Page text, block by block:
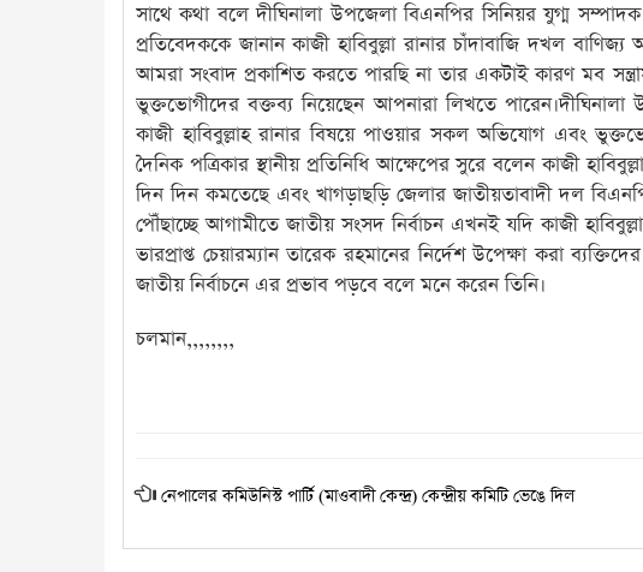
সাথে কথা বলে দীঘিনালা উপজেলা বিএনপির সিনিয়র যুগ্ম সম্পাদক
প্রতিবেদককে জানান কাজী হাবিবুল্লা রানার চাঁদাবাজি দখল
আমরা সংবাদ প্রকাশিত করতে পারছি না তার একটাই কারণ মব
ভুক্তভোগীদের বক্তব্য নিয়েছেন আপনারা লিখতে
কাজী হাবিবুল্লাহ রানার বিষয়ে পাওয়ার সকল অভিযোগ এবং
দৈনিক পত্রিকার স্থানীয় প্রতিনিধি আক্ষেপের সুরে বলেন কাজী
দিন দিন কমতেছে এবং খাগড়াছড়ি জেলার জাতীয়তাবাদী দল
পৌঁছাচ্ছে আগামীতে জাতীয় সংসদ নির্বাচন এখনই যদি কাজী
ভারপ্রাপ্ত চেয়ারম্যান তারেক রহমানের নির্দেশ উপেক্ষা করা
জাতীয় নির্বাচনে এর প্রভাব পড়বে বলে মনে করেন তিনি।
চলমান,,,,,,,,
নেপালের কমিউনিস্ট পার্টি (মাওবাদী কেন্দ্র) কেন্দ্রীয় কমিটি ভেঙে দিল